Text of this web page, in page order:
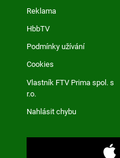
Reklama
HbbTV
Podmínky užívání
Cookies
Vlastník FTV Prima spol. s
r.o.
Nahlásit chybu